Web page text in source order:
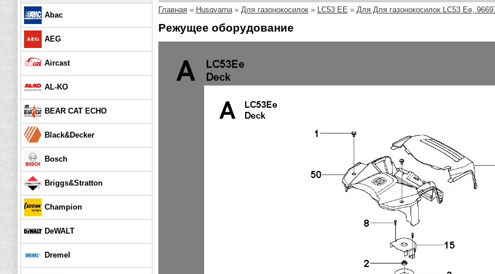
Abac
AEG
Aircast
AL-KO
BEAR CAT ECHO
Black&Decker
Bosch
Briggs&Stratton
Champion
DeWALT
Dremel
Главная» Husqvarna» Для газонокосилок» LC53 EE » Для Для газонокосилок LC53 Ee,
Режущее оборудование